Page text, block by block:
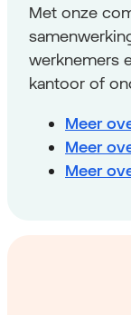
Met onze
werknemers
kantoor of
Meer
Meer
Meer